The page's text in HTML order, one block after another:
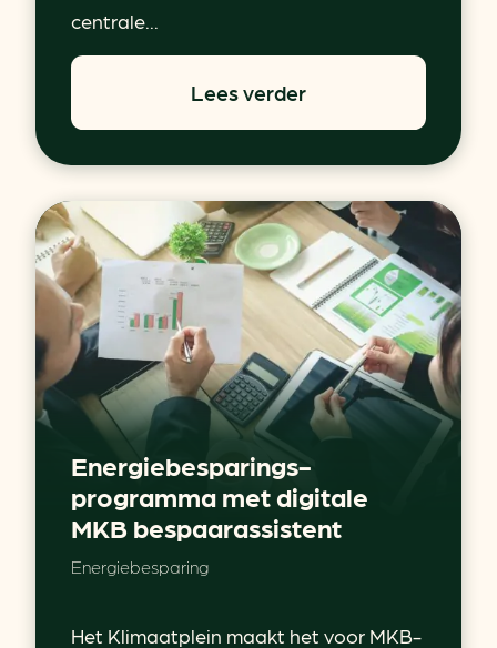
centrale...
Lees verder
Energiebesparings-
programma met digitale
MKB bespaarassistent
Energiebesparing
Het Klimaatplein maakt het voor MKB-